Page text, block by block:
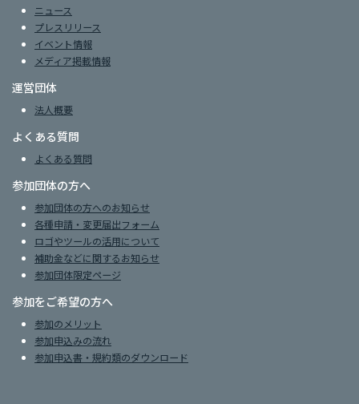
ニュース
プレスリリース
イベント情報
メディア掲載情報
運営団体
法人概要
よくある質問
よくある質問
参加団体の方へ
参加団体の方へのお知らせ
各種申請・変更届出フォーム
ロゴやツールの活用について
補助金などに関するお知らせ
参加団体限定ページ
参加をご希望の方へ
参加のメリット
参加申込みの流れ
参加申込書・規約類のダウンロード